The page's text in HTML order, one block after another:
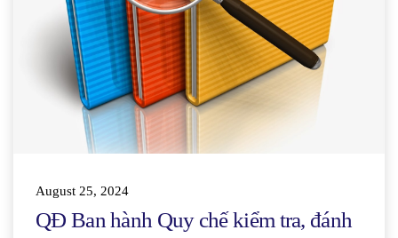
August 25, 2024
QĐ Ban hành Quy chế kiểm tra, đánh